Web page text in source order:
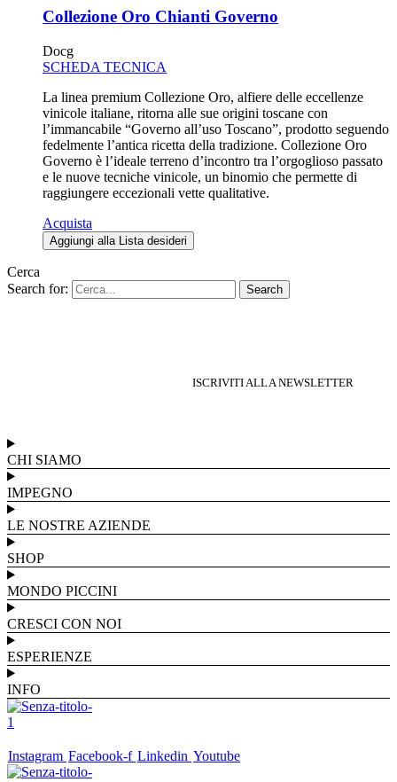
Collezione Oro Chianti Governo
Docg
SCHEDA TECNICA
La linea premium Collezione Oro, alfiere delle eccellenze
vinicole italiane, ritorna alle sue origini toscane con
l’immancabile “Governo all’uso Toscano”, prodotto seguendo
fedelmente l’antica ricetta della tradizione. Collezione Oro
Governo è l’ideale terreno d’incontro tra l’orgoglioso passato
e le nuove tecniche vinicole, un binomio che permette di
raggiungere eccezionali vette qualitative.
Acquista
Aggiungi alla Lista desideri
Cerca
Search for:
Search
ISCRIVITI ALLA NEWSLETTER
CHI SIAMO
IMPEGNO
LE NOSTRE AZIENDE
SHOP
MONDO PICCINI
CRESCI CON NOI
ESPERIENZE
INFO
Instagram Facebook-f Linkedin Youtube